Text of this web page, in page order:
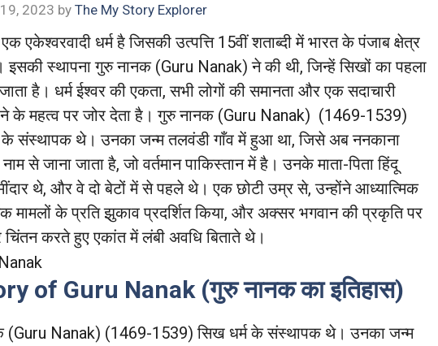
2023 by The My Story Explorer
एकेश्वरवादी धर्म है जिसकी उत्पत्ति 15वीं शताब्दी में भारत के पंजाब क्षेत्र
इसकी स्थापना गुरु नानक (Guru Nanak) ने की थी, जिन्हें सिखों का पहला
है। धर्म ईश्वर की एकता, सभी लोगों की समानता और एक सदाचारी
के महत्व पर जोर देता है। गुरु नानक (Guru Nanak) (1469-1539)
के संस्थापक थे। उनका जन्म तलवंडी गाँव में हुआ था, जिसे अब ननकाना
से जाना जाता है, जो वर्तमान पाकिस्तान में है। उनके माता-पिता हिंदू
थे, और वे दो बेटों में से पहले थे। एक छोटी उम्र से, उन्होंने आध्यात्मिक
मामलों के प्रति झुकाव प्रदर्शित किया, और अक्सर भगवान की प्रकृति पर
करते हुए एकांत में लंबी अवधि बिताते थे।
of Guru Nanak (गुरु नानक का इतिहास)
(Guru Nanak) (1469-1539) सिख धर्म के संस्थापक थे। उनका जन्म